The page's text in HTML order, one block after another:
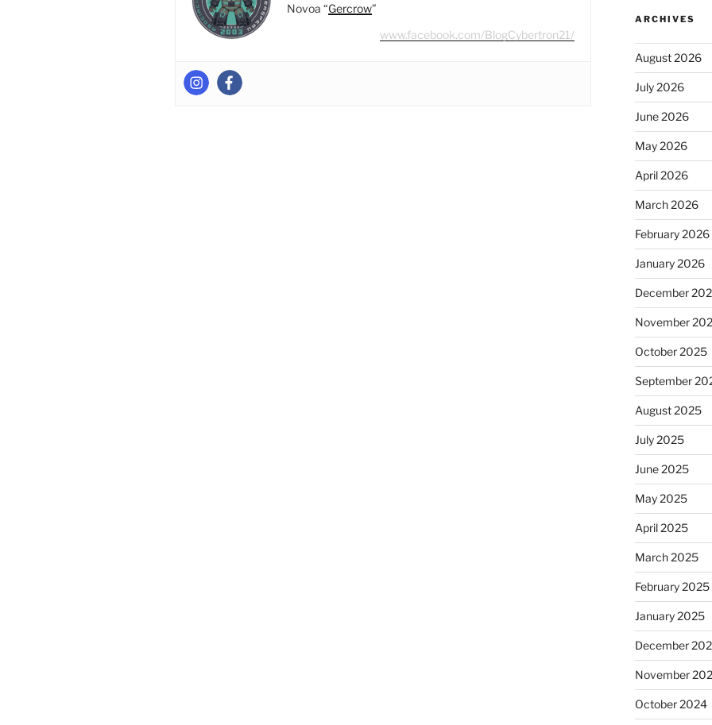
Novoa “Gercrow”
www.facebook.com/BlogCybertron21/
ARCHIVES
August 2026
July 2026
June 2026
May 2026
April 2026
March 2026
February 2026
January 2026
December
November
October 2025
September
August 2025
July 2025
June 2025
May 2025
April 2025
March 2025
February 2025
January 2025
December
November
October 2024